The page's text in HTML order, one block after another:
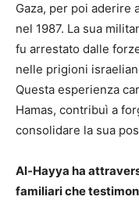
Gaza, per poi aderire
nel 1987. La sua
fu arrestato dalle
nelle prigioni
Questa esperienza
Hamas, contribuì a
consolidare la sua
Al-Hayya ha
familiari che